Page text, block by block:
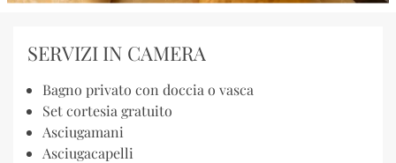
SERVIZI IN CAMERA
Bagno privato con doccia o vasca
Set cortesia gratuito
Asciugamani
Asciugacapelli